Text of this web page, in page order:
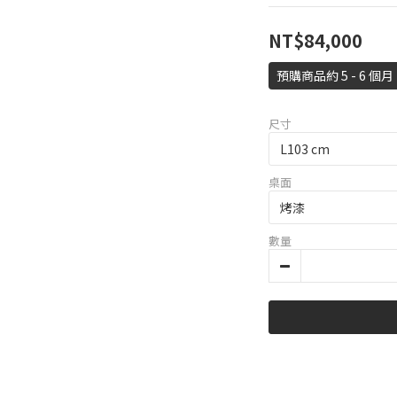
NT$84,000
預購商品約 5 - 6 個月
尺寸
桌面
數量